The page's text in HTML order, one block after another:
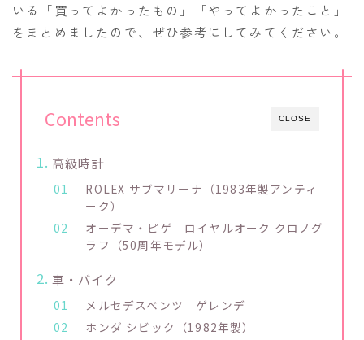
いる「買ってよかったもの」「やってよかったこと」
をまとめましたので、ぜひ参考にしてみてください。
CLOSE
Contents
高級時計
ROLEX サブマリーナ（1983年製アンティ
ーク）
オーデマ・ピゲ ロイヤルオーク クロノグ
ラフ（50周年モデル）
車・バイク
メルセデスベンツ ゲレンデ
ホンダ シビック（1982年製）